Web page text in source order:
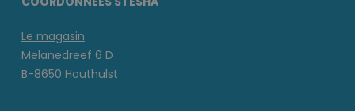
Le magasin
Melanedreef 6 D
B-8650 Houthulst